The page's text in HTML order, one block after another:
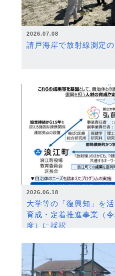
2026.07.08
請戸海岸で放射線測定の
2026.06.18
大学等の「復興知」を
育成・定着推進事業（
度）に採択